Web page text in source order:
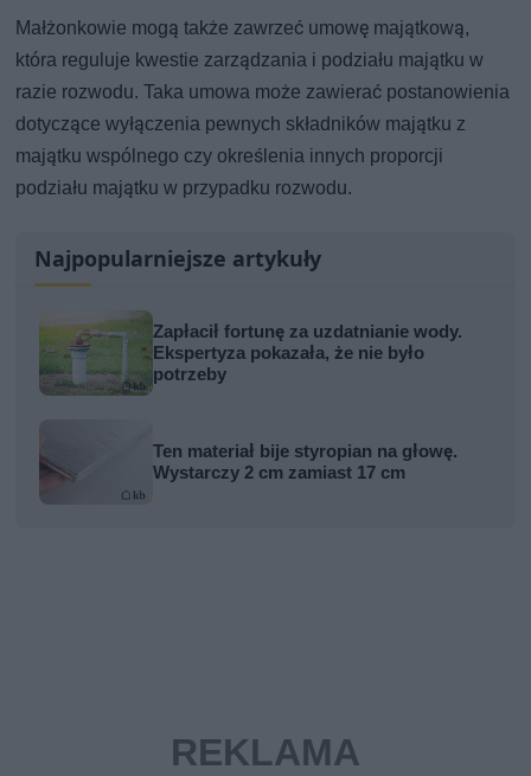
Małżonkowie mogą także zawrzeć umowę majątkową,
która reguluje kwestie zarządzania i podziału majątku w
razie rozwodu. Taka umowa może zawierać postanowienia
dotyczące wyłączenia pewnych składników majątku z
majątku wspólnego czy określenia innych proporcji
podziału majątku w przypadku rozwodu.
Najpopularniejsze artykuły
Zapłacił fortunę za uzdatnianie wody.
Ekspertyza pokazała, że nie było
potrzeby
Ten materiał bije styropian na głowę.
Wystarczy 2 cm zamiast 17 cm